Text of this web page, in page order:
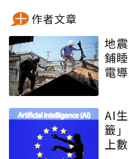
作者文章
地
鋪
電
AI
籤
上